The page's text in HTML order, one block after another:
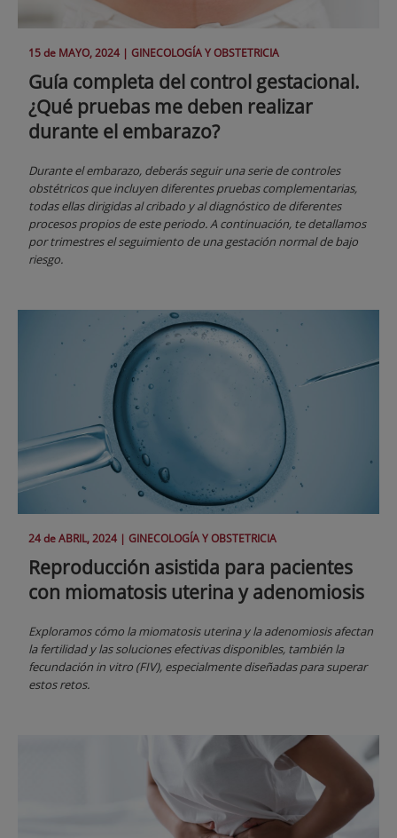
15 de MAYO, 2024 | GINECOLOGÍA Y OBSTETRICIA
Guía completa del control gestacional.
¿Qué pruebas me deben realizar
durante el embarazo?
Durante el embarazo, deberás seguir una serie de controles
obstétricos que incluyen diferentes pruebas complementarias,
todas ellas dirigidas al cribado y al diagnóstico de diferentes
procesos propios de este periodo. A continuación, te detallamos
por trimestres el seguimiento de una gestación normal de bajo
riesgo.
24 deABRIL, 2024 | GINECOLOGÍA Y OBSTETRICIA
Reproducción asistida para pacientes
con miomatosis uterina y adenomiosis
Exploramos cómo la miomatosis uterina y la adenomiosis afectan
la fertilidad y las soluciones efectivas disponibles, también la
fecundación in vitro (FIV), especialmente diseñadas para superar
estos retos.